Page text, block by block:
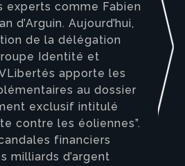
experts comme Fabien
d’Arguin. Aujourd’hui,
de la délégation
Identité et
apporte les
au dossier
exclusif intitulé
contre les éoliennes”.
financiers
milliards d’argent